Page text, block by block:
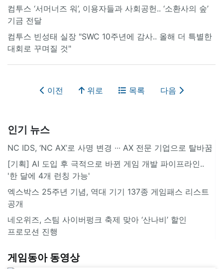
컴투스 ‘서머너즈 워’, 이용자들과 사회공헌.. ‘소환사의 숲’
기금 전달
컴투스 빈성태 실장 "SWC 10주년에 감사.. 올해 더 특별한
대회로 꾸며질 것"
이전 위로 목록 다음
인기 뉴스
NC IDS, ‘NC AX’로 사명 변경 ∙∙∙ AX 전문 기업으로 탈바꿈
[기획] AI 도입 후 극적으로 바뀐 게임 개발 파이프라인..
'한 달에 4개 런칭 가능'
엑스박스 25주년 기념, 역대 기기 137종 게임패스 리스트
공개
네오위즈, 스팀 사이버펑크 축제 맞아 ‘산나비’ 할인
프로모션 진행
게임동아 동영상